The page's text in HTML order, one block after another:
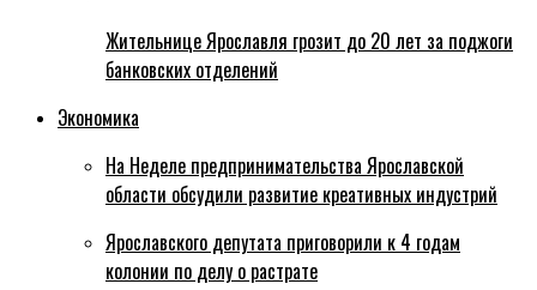
Жительнице Ярославля грозит до 20 лет за поджоги
банковских отделений
Экономика
На Неделе предпринимательства Ярославской
области обсудили развитие креативных индустрий
Ярославского депутата приговорили к 4 годам
колонии по делу о растрате